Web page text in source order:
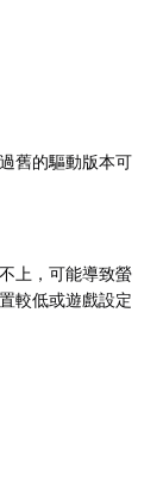
舊的驅動版本可
上，可能導致螢
較低或遊戲設定